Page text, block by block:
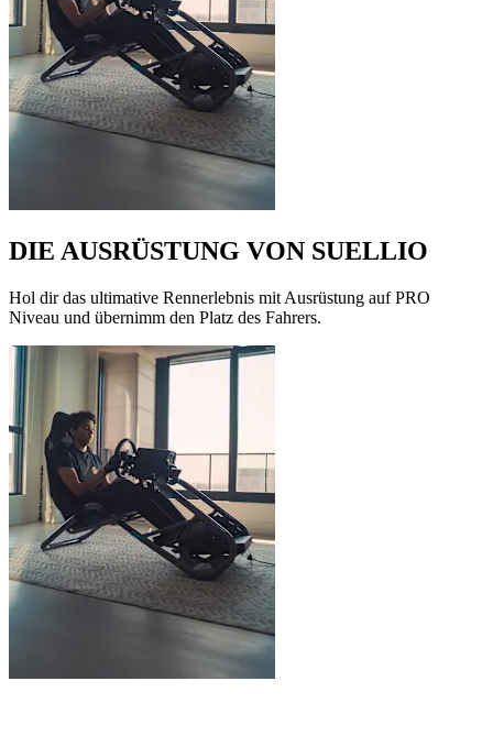
DIE AUSRÜSTUNG VON SUELLIO
Hol dir das ultimative Rennerlebnis mit Ausrüstung auf PRO
Niveau und übernimm den Platz des Fahrers.